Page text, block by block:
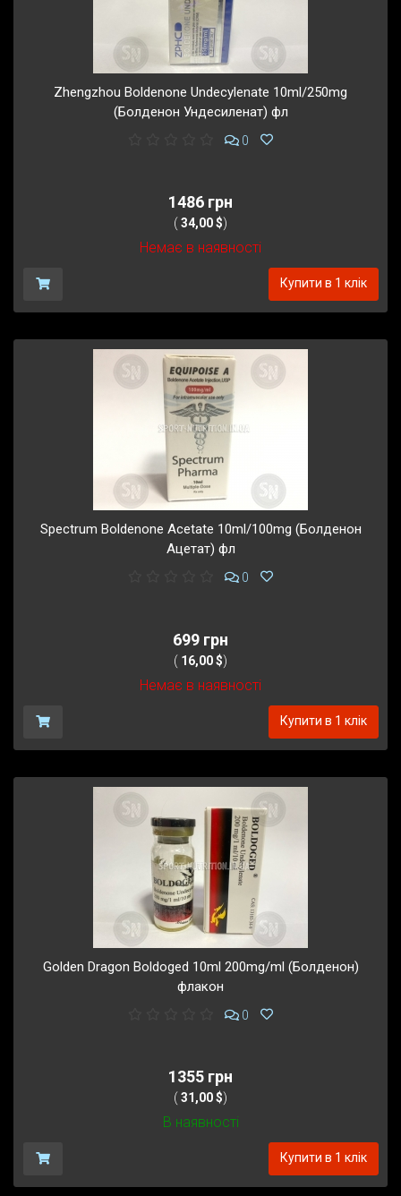
Zhengzhou Boldenone Undecylenate 10ml/250mg
(Болденон Ундесиленат) фл
0
1486 грн
( 34,00 $)
Немає в наявності
Купити в 1 клік
Spectrum Boldenone Acetate 10ml/100mg (Болденон
Ацетат) фл
0
699 грн
( 16,00 $)
Немає в наявності
Купити в 1 клік
Golden Dragon Boldoged 10ml 200mg/ml (Болденон)
флакон
0
1355 грн
( 31,00 $)
В наявності
Купити в 1 клік